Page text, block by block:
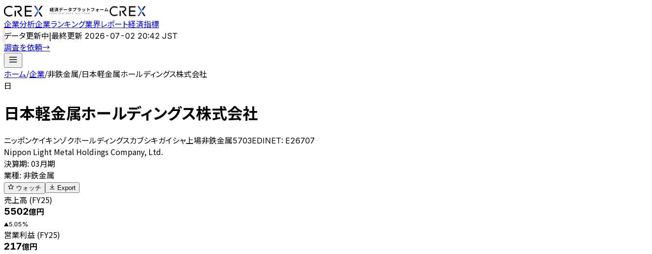
企業分析企業ランキング業界レポート経済指標
データ更新中|最終更新 2026-07-02 20:42 JST
調査を依頼→
ホーム/企業/非鉄金属/日本軽金属ホールディングス株式会社
日
日本軽金属ホールディングス株式会社
ニッポンケイキンゾクホールディングスカブシキガイシャ 上場非鉄金属5703EDINET: E26707
Nippon Light Metal Holdings Company, Ltd.
決算期: 03月期
業種: 非鉄金属
ウォッチ Export
売上高 (FY25)
5502億円
▲5.05%
営業利益 (FY25)
217億円